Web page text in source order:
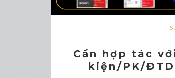
Cần hợp tác
kiện/PK/